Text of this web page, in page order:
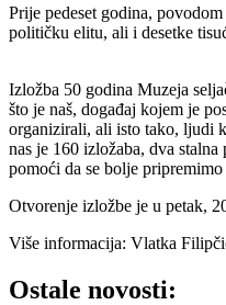
Prije pedeset godina,
političku elitu, ali i desetke
Izložba 50 godina Muzeja
što je naš, događaj kojem je
organizirali, ali isto tako, ljudi
nas je 160 izložaba, dva
pomoći da se bolje
Otvorenje izložbe je u petak,
Više informacija: Vlatka
Ostale novosti: